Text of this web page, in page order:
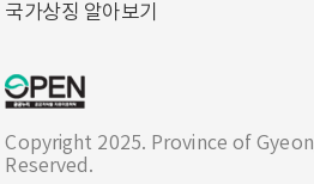
국가상징 알아보기
Copyright 2025. Province of
Reserved.